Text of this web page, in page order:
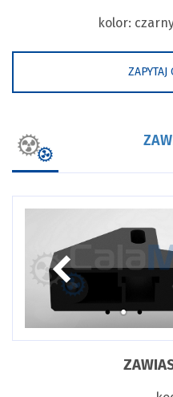
kolor: